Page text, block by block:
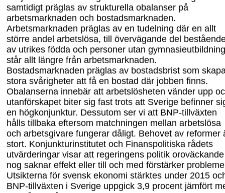
samtidigt präglas av strukturella obalanser på
arbetsmarknaden och bostadsmarknaden.
Arbetsmarknaden präglas av en tudelning där en allt
större andel arbetslösa, till övervägande del
av utrikes födda och personer utan
står allt längre från arbetsmarknaden.
Bostadsmarknaden präglas av bostadsbrist som
stora svårigheter att få en bostad där jobben finns.
Obalanserna innebär att arbetslösheten vänder upp
utanförskapet biter sig fast trots att Sverige befinner
en högkonjunktur. Dessutom ser vi att BNP-tillväxten
hålls tillbaka eftersom matchningen mellan arbetslösa
och arbetsgivare fungerar dåligt. Behovet av reformer
stort. Konjunkturinstitutet och Finanspolitiska rådets
utvärderingar visar att regeringens politik oroväckande
nog saknar effekt eller till och med förstärker
Utsikterna för svensk ekonomi stärktes under 2015
BNP-tillväxten i Sverige uppgick 3,9 procent jämfört